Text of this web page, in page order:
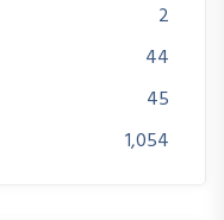
2
44
45
1,054